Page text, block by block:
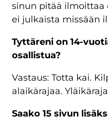
sinun pitää ilmoittaa
ei julkaista missään
Tyttäreni on 14-
osallistua?
Vastaus: Totta kai.
alaikärajaa.
Saako 15 sivun